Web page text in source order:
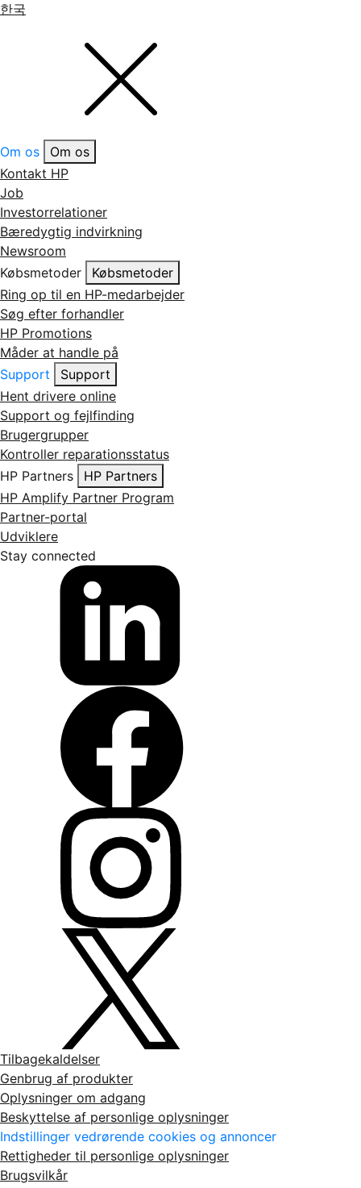
한국
Om os
Om os
Kontakt HP
Job
Investorrelationer
Bæredygtig indvirkning
Newsroom
Købsmetoder
Købsmetoder
Ring op til en HP-medarbejder
Søg efter forhandler
HP Promotions
Måder at handle på
Support
Support
Hent drivere online
Support og fejlfinding
Brugergrupper
Kontroller reparationsstatus
HP Partners
HP Partners
HP Amplify Partner Program
Partner-portal
Udviklere
Stay connected
Tilbagekaldelser
Genbrug af produkter
Oplysninger om adgang
Beskyttelse af personlige oplysninger
Indstillinger vedrørende cookies og annoncer
Rettigheder til personlige oplysninger
Brugsvilkår